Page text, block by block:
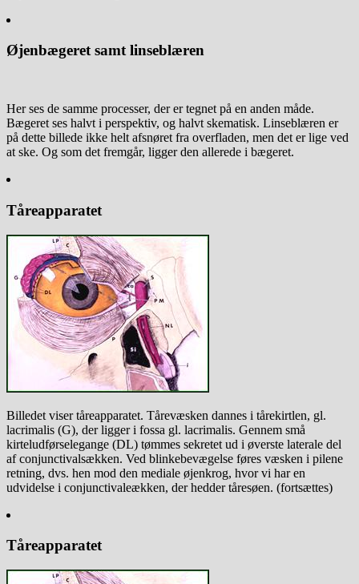
Øjenbægeret samt linseblæren
Her ses de samme processer, der er tegnet på en anden måde.
Bægeret ses halvt i perspektiv, og halvt skematisk. Linseblæren er
på dette billede ikke helt afsnøret fra overfladen, men det er lige ved
at ske. Og som det fremgår, ligger den allerede i bægeret.
Tåreapparatet
Billedet viser tåreapparatet. Tårevæsken dannes i tårekirtlen, gl.
lacrimalis (G), der ligger i fossa gl. lacrimalis. Gennem små
kirteludførselegange (DL) tømmes sekretet ud i øverste laterale del
af conjunctivalsækken. Ved blinkebevægelse føres væsken i pilene
retning, dvs. hen mod den mediale øjenkrog, hvor vi har en
udvidelse i conjunctivaleækken, der hedder tåresøen. (fortsættes)
Tåreapparatet